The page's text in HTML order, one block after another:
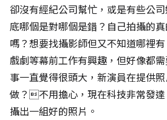
卻沒有經紀公司幫忙，或是有些公
底哪個是對哪個是錯？自己拍攝的
嗎？想要找攝影師但又不知道哪裡
戲劇等幕前工作有興趣，但好像都
事一直覺得很頭大，新演員在提供
做？不用擔心，現在科技非常發
攝出一組好的照片。